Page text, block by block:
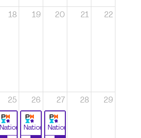
18 19 20 21 22
25
National
26
National
27
National
28 29